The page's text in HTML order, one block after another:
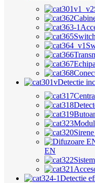
Detectie
EN
Detectie